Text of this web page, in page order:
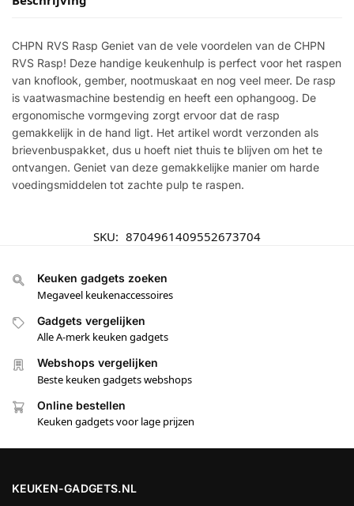
CHPN RVS Rasp Geniet van de vele voordelen van de CHPN
RVS Rasp! Deze handige keukenhulp is perfect voor het raspen
van knoflook, gember, nootmuskaat en nog veel meer. De rasp
is vaatwasmachine bestendig en heeft een ophangoog. De
ergonomische vormgeving zorgt ervoor dat de rasp
gemakkelijk in de hand ligt. Het artikel wordt verzonden als
brievenbuspakket, dus u hoeft niet thuis te blijven om het te
ontvangen. Geniet van deze gemakkelijke manier om harde
voedingsmiddelen tot zachte pulp te raspen.
SKU: 8704961409552673704
Keuken gadgets zoeken
Megaveel keukenaccessoires
Gadgets vergelijken
Alle A-merk keuken gadgets
Webshops vergelijken
Beste keuken gadgets webshops
Online bestellen
Keuken gadgets voor lage prijzen
KEUKEN-GADGETS.NL